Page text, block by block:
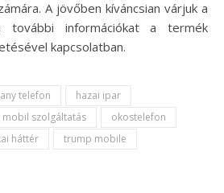
A jövőben kíváncsian várjuk a
további információkat a termék
kapcsolatban.
telefon
hazai ipar
mobil szolgáltatás
okostelefon
háttér
trump mobile